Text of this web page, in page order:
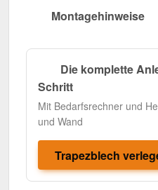
Montagehinweise
Die komplette
Schritt
Mit Bedarfsrechner und
und Wand
Trapezblech